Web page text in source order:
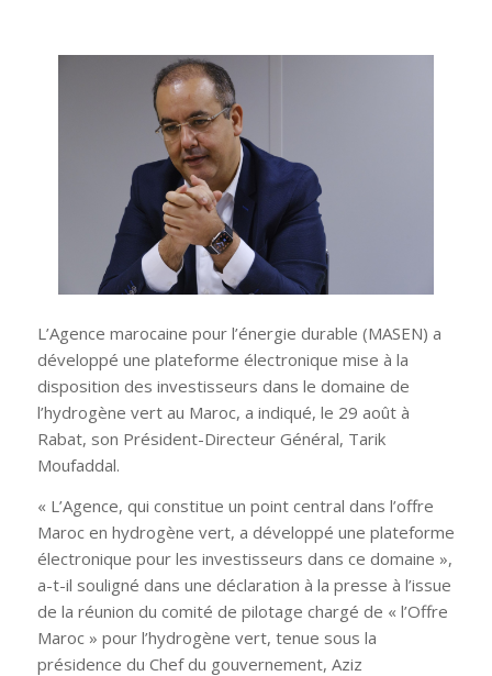
L’Agence marocaine pour l’énergie durable (MASEN) a
développé une plateforme électronique mise à la
disposition des investisseurs dans le domaine de
l’hydrogène vert au Maroc, a indiqué, le 29 août à
Rabat, son Président-Directeur Général, Tarik
Moufaddal.
« L’Agence, qui constitue un point central dans l’offre
Maroc en hydrogène vert, a développé une plateforme
électronique pour les investisseurs dans ce domaine »,
a-t-il souligné dans une déclaration à la presse à l’issue
de la réunion du comité de pilotage chargé de « l’Offre
Maroc » pour l’hydrogène vert, tenue sous la
présidence du Chef du gouvernement, Aziz